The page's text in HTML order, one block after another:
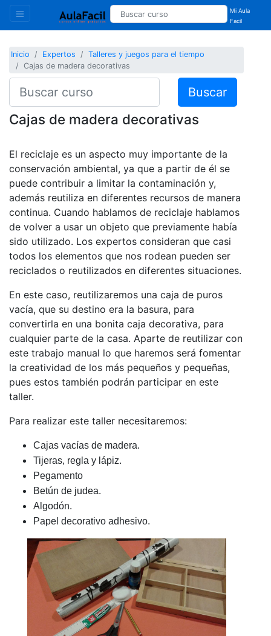
Mi Aula
Facil
Inicio Expertos
Talleres y juegos para el tiempo
Cajas de madera decorativas
Buscar
Cajas de madera decorativas
El reciclaje es un aspecto muy importante de la
conservación ambiental, ya que a partir de él se
puede contribuir a limitar la contaminación y,
además reutiliza en diferentes recursos de manera
continua. Cuando hablamos de reciclaje hablamos
de volver a usar un objeto que previamente había
sido utilizado. Los expertos consideran que casi
todos los elementos que nos rodean pueden ser
reciclados o reutilizados en diferentes situaciones.
En este caso, reutilizaremos una caja de puros
vacía, que su destino era la basura, para
convertirla en una bonita caja decorativa, para
cualquier parte de la casa. Aparte de reutilizar con
este trabajo manual lo que haremos será fomentar
la creatividad de los más pequeños y pequeñas,
pues estos también podrán participar en este
taller.
Para realizar este taller necesitaremos:
Cajas vacías de madera.
Tijeras, regla y lápiz.
Pegamento
Betún de judea.
Algodón.
Papel decorativo ad hesivo.